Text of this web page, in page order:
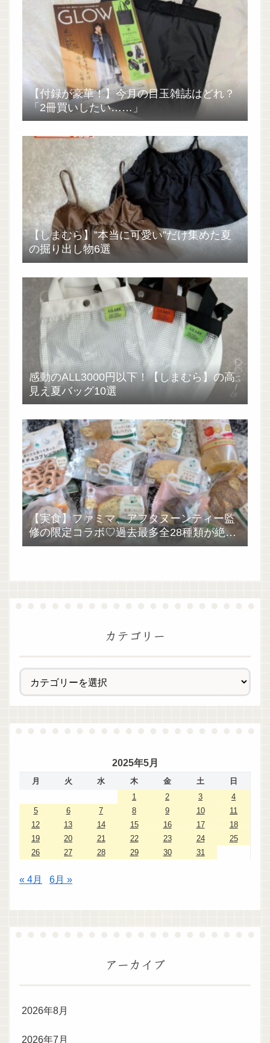
【付録が豪華！】今月の目玉雑誌はどれ？
「2冊買いしたい……」
【しまむら】”本当に可愛い”だけ集めた夏
の掘り出し物6選
感動のALL3000円以下！【しまむら】の高
見え夏バッグ10選
【実食】ファミマ、アフタヌーンティー監
修の限定コラボ♡過去最多全28種類が絶品
過ぎた！
カテゴリー
2025年5月
月 火 水 木 金 土
日
1
2 3
4
5
6 7 8 9 10
11
12
13 14 15 16 17
18
19
20 21 22 23 24
25
26
27 28 29 30 31
« 4月 6月 »
アーカイブ
2026年8月
2026年7月